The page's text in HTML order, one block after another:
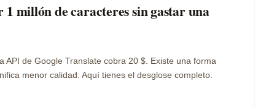
millón de caracteres sin gastar una
API de Google Translate cobra 20 $. Existe una forma
menor calidad. Aquí tienes el desglose completo.